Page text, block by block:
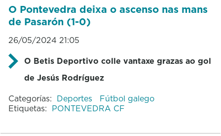
O Pontevedra deixa o ascenso nas mans
de Pasarón (1-0)
26/05/2024 21:05
O Betis Deportivo colle vantaxe grazas ao gol
de Jesús Rodríguez
Categorías: Deportes
Fútbol galego
Etiquetas: PONTEVEDRA CF